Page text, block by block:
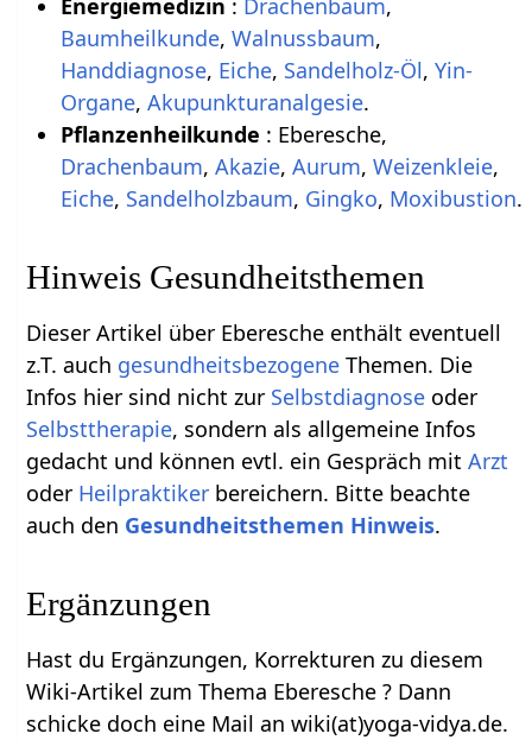
Energiemedizin : Drachenbaum,
Baumheilkunde, Walnussbaum,
Handdiagnose, Eiche, Sandelholz-Öl, Yin-
Organe, Akupunkturanalgesie.
Pflanzenheilkunde : Eberesche,
Drachenbaum, Akazie, Aurum, Weizenkleie,
Eiche, Sandelholzbaum, Gingko, Moxibustion.
Hinweis Gesundheitsthemen
Dieser Artikel über Eberesche enthält eventuell
z.T. auch gesundheitsbezogene Themen. Die
Infos hier sind nicht zur Selbstdiagnose oder
Selbsttherapie, sondern als allgemeine Infos
gedacht und können evtl. ein Gespräch mitArzt
oder Heilpraktiker bereichern. Bitte beachte
auch den Gesundheitsthemen Hinweis.
Ergänzungen
Hast du Ergänzungen, Korrekturen zu diesem
Wiki-Artikel zum Thema Eberesche ? Dann
schicke doch eine Mail an wiki(at)yoga-vidya.de.